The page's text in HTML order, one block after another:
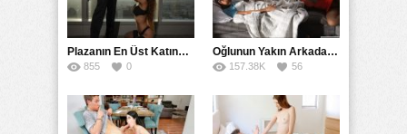
Plazanın En Üst Katında Üst Seviye Köle Fantezisi Sikişi
855 0
Oğlunun Yakın Arkadaşına Yorgan Altından Sulanan Milf
157.38K 56